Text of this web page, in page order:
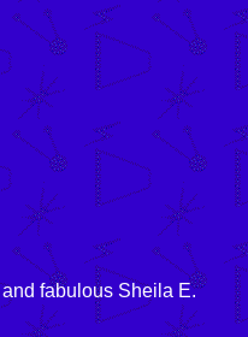
and fabulous Sheila E.